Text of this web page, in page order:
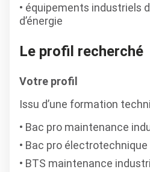
équipements industriels
d’énergie
Le profil recherché
Votre profil
Issu d’une formation
Bac pro maintenance
Bac pro électrotechnique
BTS maintenance